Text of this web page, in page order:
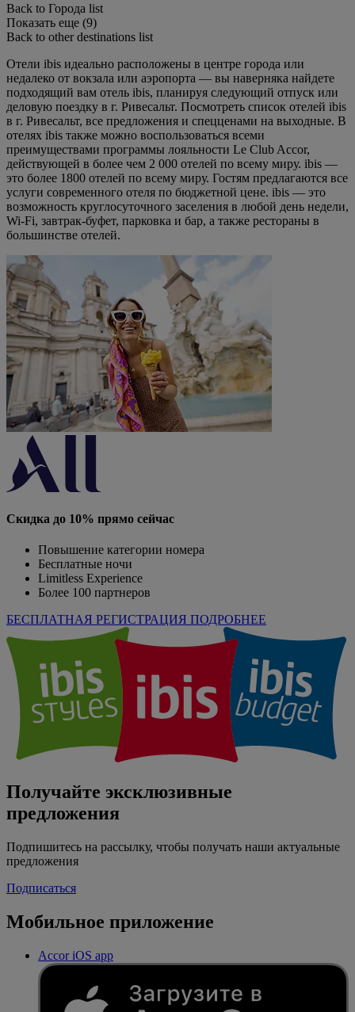
Back to Города list
Показать еще (9)
Back to other destinations list
Отели ibis идеально расположены в центре города или
недалеко от вокзала или аэропорта — вы наверняка найдете
подходящий вам отель ibis, планируя следующий отпуск или
деловую поездку в г. Ривесальт. Посмотреть список отелей ibis
в г. Ривесальт, все предложения и спецценами на выходные. В
отелях ibis также можно воспользоваться всеми
преимуществами программы лояльности Le Club Accor,
действующей в более чем 2 000 отелей по всему миру. ibis —
это более 1800 отелей по всему миру. Гостям предлагаются все
услуги современного отеля по бюджетной цене. ibis — это
возможность круглосуточного заселения в любой день недели,
Wi-Fi, завтрак-буфет, парковка и бар, а также рестораны в
большинстве отелей.
Скидка до 10% прямо сейчас
Повышение категории номера
Бесплатные ночи
Limitless Experience
Более 100 партнеров
БЕСПЛАТНАЯ РЕГИСТРАЦИЯ ПОДРОБНЕЕ
Получайте эксклюзивные
предложения
Подпишитесь на рассылку, чтобы получать наши актуальные
предложения
Подписаться
Мобильное приложение
Accor iOS app